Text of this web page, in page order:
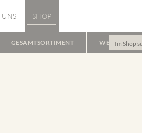
UNS SHOP
GESAMTSORTIMENT WEINPAKET